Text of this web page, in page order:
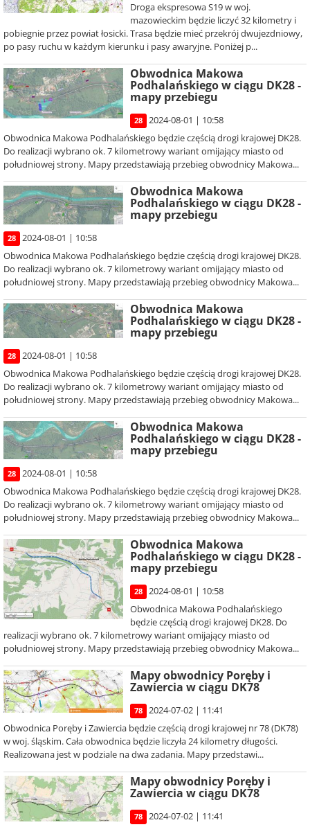
Droga ekspresowa S19 w woj.
mazowieckim będzie liczyć 32 kilometry i
pobiegnie przez powiat łosicki. Trasa będzie mieć przekrój dwujezdniowy,
po pasy ruchu w każdym kierunku i pasy awaryjne. Poniżej p...
Obwodnica Makowa
Podhalańskiego w ciągu DK28 -
mapy przebiegu
28
2024-08-01 | 10:58
Obwodnica Makowa Podhalańskiego będzie częścią drogi krajowej DK28.
Do realizacji wybrano ok. 7 kilometrowy wariant omijający miasto od
południowej strony. Mapy przedstawiają przebieg obwodnicy Makowa...
Obwodnica Makowa
Podhalańskiego w ciągu DK28 -
mapy przebiegu
28
2024-08-01 | 10:58
Obwodnica Makowa Podhalańskiego będzie częścią drogi krajowej DK28.
Do realizacji wybrano ok. 7 kilometrowy wariant omijający miasto od
południowej strony. Mapy przedstawiają przebieg obwodnicy Makowa...
Obwodnica Makowa
Podhalańskiego w ciągu DK28 -
mapy przebiegu
28
2024-08-01 | 10:58
Obwodnica Makowa Podhalańskiego będzie częścią drogi krajowej DK28.
Do realizacji wybrano ok. 7 kilometrowy wariant omijający miasto od
południowej strony. Mapy przedstawiają przebieg obwodnicy Makowa...
Obwodnica Makowa
Podhalańskiego w ciągu DK28 -
mapy przebiegu
28
2024-08-01 | 10:58
Obwodnica Makowa Podhalańskiego będzie częścią drogi krajowej DK28.
Do realizacji wybrano ok. 7 kilometrowy wariant omijający miasto od
południowej strony. Mapy przedstawiają przebieg obwodnicy Makowa...
Obwodnica Makowa
Podhalańskiego w ciągu DK28 -
mapy przebiegu
28
2024-08-01 | 10:58
Obwodnica Makowa Podhalańskiego
będzie częścią drogi krajowej DK28. Do
realizacji wybrano ok. 7 kilometrowy wariant omijający miasto od
południowej strony. Mapy przedstawiają przebieg obwodnicy Makowa...
Mapy obwodnicy Poręby i
Zawiercia w ciągu DK78
78
2024-07-02 | 11:41
Obwodnica Poręby i Zawiercia będzie częścią drogi krajowej nr 78 (DK78)
w woj. śląskim. Cała obwodnica będzie liczyła 24 kilometry długości.
Realizowana jest w podziale na dwa zadania. Mapy przedstawi...
Mapy obwodnicy Poręby i
Zawiercia w ciągu DK78
78
2024-07-02 | 11:41